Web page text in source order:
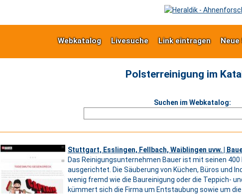
Webkatalog Livesuche Link eintragen Neue
Polsterreinigung im
Suchen im Webkatalog:
Stuttgart, Esslingen, Fellbach, Waiblingen uvw. |
Das Reinigungsunternehmen Bauer ist mit seinen
ausgerichtet. Die Säuberung von Küchen, Büros und
wenig fremd wie die Baureinigung oder die Teppich-
kümmert sich die Firma um Entstaubung sowie um